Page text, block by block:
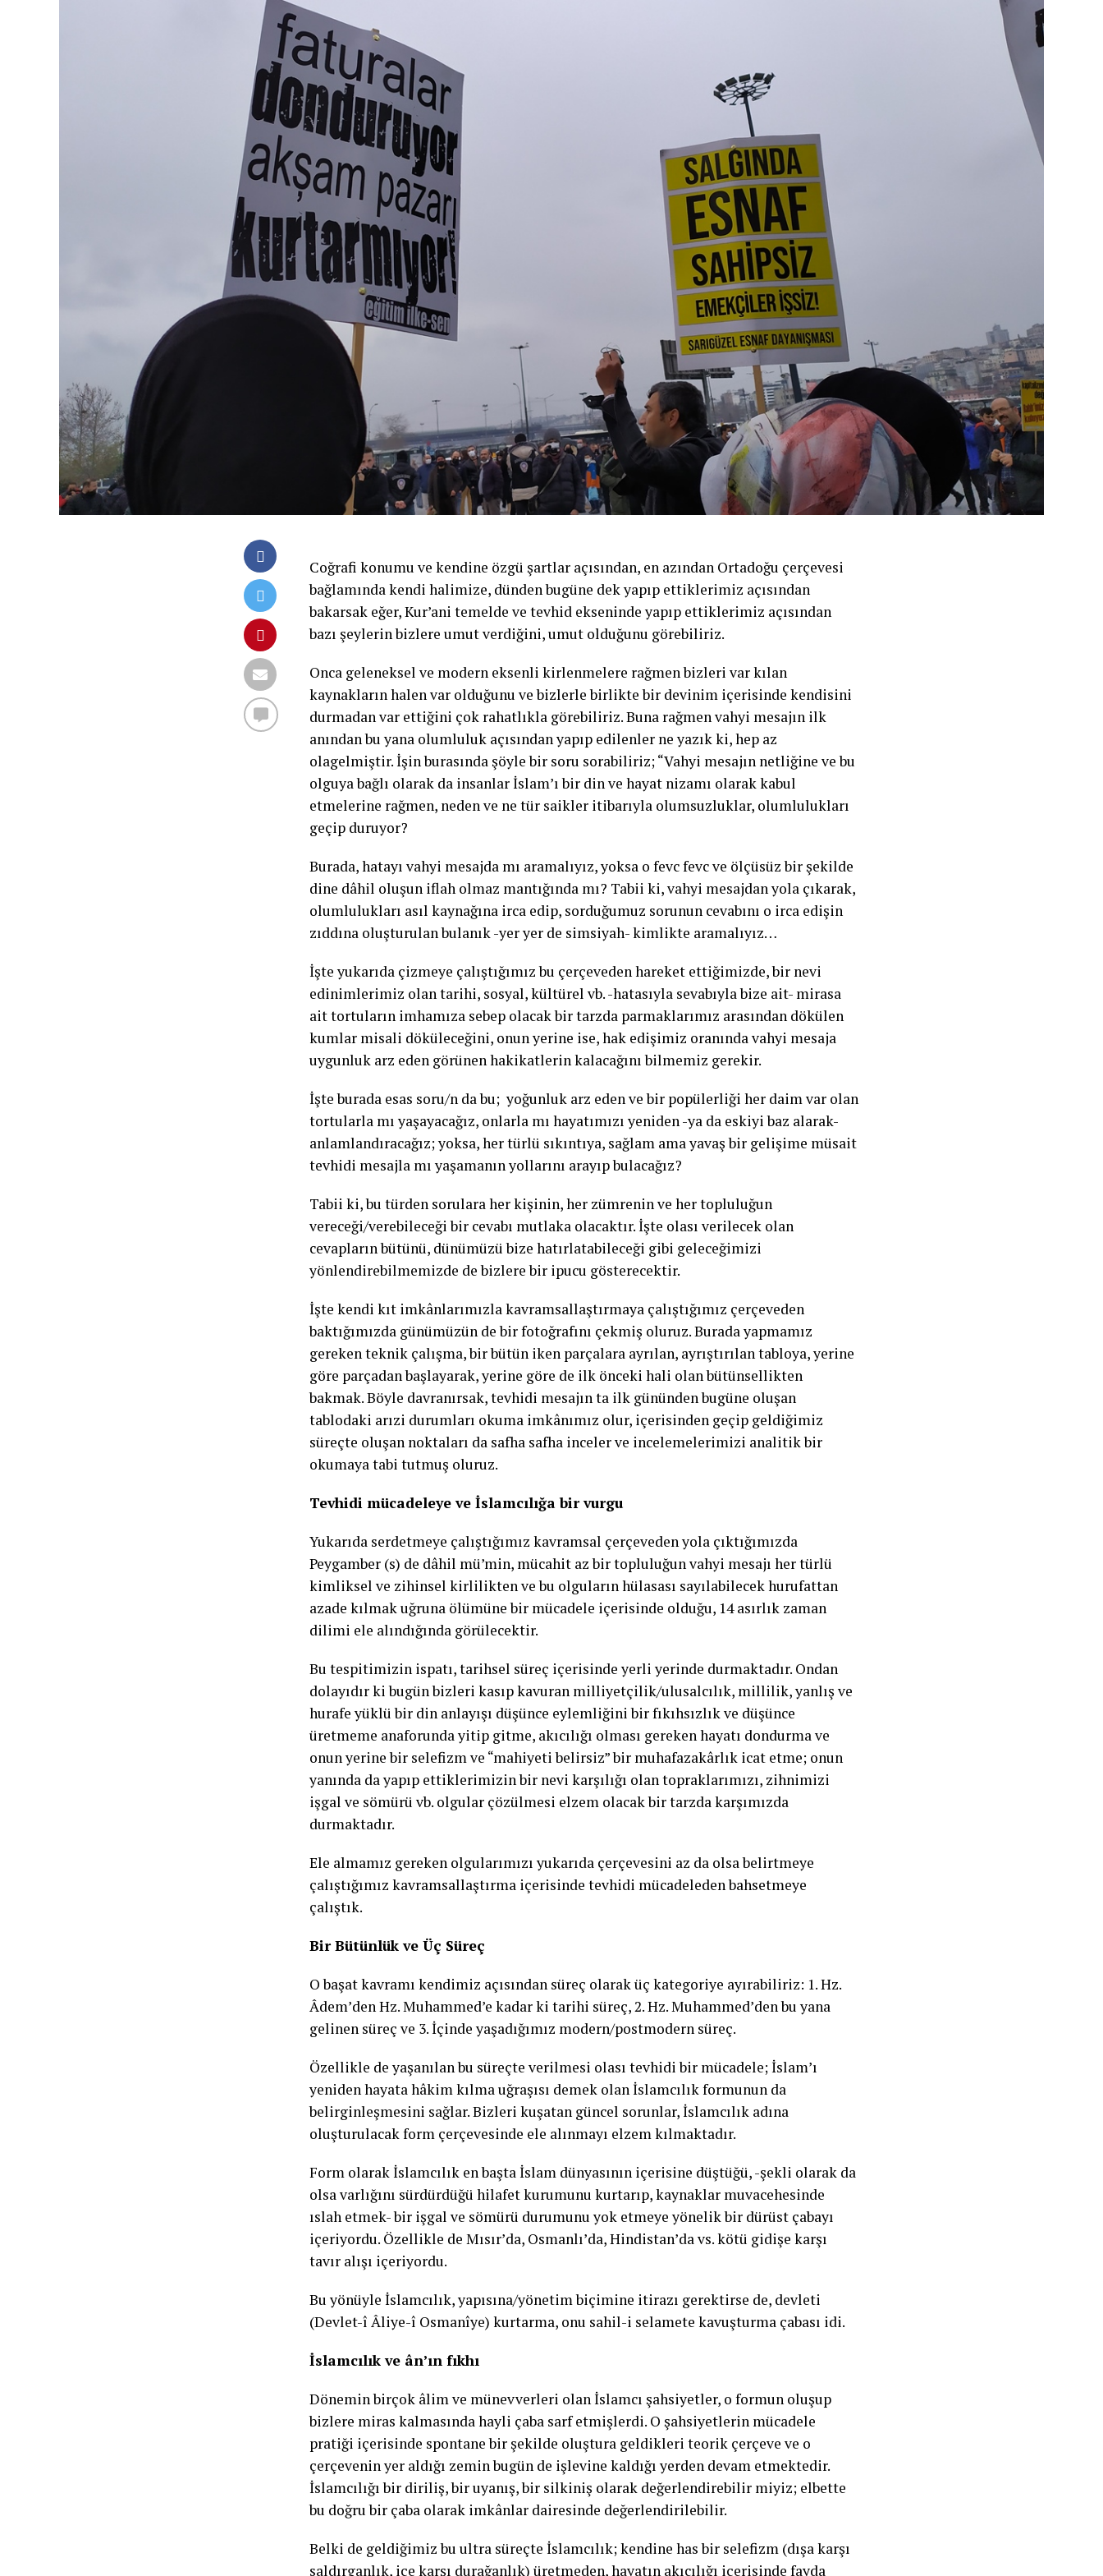
Coğrafi konumu ve kendine özgü şartlar açısından, en azından Ortadoğu çerçevesi
bağlamında kendi halimize, dünden bugüne dek yapıp ettiklerimiz açısından
bakarsak eğer, Kur’ani temelde ve tevhid ekseninde yapıp ettiklerimiz açısından
bazı şeylerin bizlere umut verdiğini, umut olduğunu görebiliriz.
Onca geleneksel ve modern eksenli kirlenmelere rağmen bizleri var kılan
kaynakların halen var olduğunu ve bizlerle birlikte bir devinim içerisinde kendisini
durmadan var ettiğini çok rahatlıkla görebiliriz. Buna rağmen vahyi mesajın ilk
anından bu yana olumluluk açısından yapıp edilenler ne yazık ki, hep az
olagelmiştir. İşin burasında şöyle bir soru sorabiliriz; “Vahyi mesajın netliğine ve bu
olguya bağlı olarak da insanlar İslam’ı bir din ve hayat nizamı olarak kabul
etmelerine rağmen, neden ve ne tür saikler itibarıyla olumsuzluklar, olumlulukları
geçip duruyor?
Burada, hatayı vahyi mesajda mı aramalıyız, yoksa o fevc fevc ve ölçüsüz bir şekilde
dine dâhil oluşun iflah olmaz mantığında mı? Tabii ki, vahyi mesajdan yola çıkarak,
olumlulukları asıl kaynağına irca edip, sorduğumuz sorunun cevabını o irca edişin
zıddına oluşturulan bulanık -yer yer de simsiyah- kimlikte aramalıyız…
İşte yukarıda çizmeye çalıştığımız bu çerçeveden hareket ettiğimizde, bir nevi
edinimlerimiz olan tarihi, sosyal, kültürel vb. -hatasıyla sevabıyla bize ait- mirasa
ait tortuların imhamıza sebep olacak bir tarzda parmaklarımız arasından dökülen
kumlar misali döküleceğini, onun yerine ise, hak edişimiz oranında vahyi mesaja
uygunluk arz eden görünen hakikatlerin kalacağını bilmemiz gerekir.
İşte burada esas soru/n da bu; yoğunluk arz eden ve bir popülerliği her daim var olan
tortularla mı yaşayacağız, onlarla mı hayatımızı yeniden -ya da eskiyi baz alarak-
anlamlandıracağız; yoksa, her türlü sıkıntıya, sağlam ama yavaş bir gelişime müsait
tevhidi mesajla mı yaşamanın yollarını arayıp bulacağız?
Tabii ki, bu türden sorulara her kişinin, her zümrenin ve her topluluğun
vereceği/verebileceği bir cevabı mutlaka olacaktır. İşte olası verilecek olan
cevapların bütünü, dünümüzü bize hatırlatabileceği gibi geleceğimizi
yönlendirebilmemizde de bizlere bir ipucu gösterecektir.
İşte kendi kıt imkânlarımızla kavramsallaştırmaya çalıştığımız çerçeveden
baktığımızda günümüzün de bir fotoğrafını çekmiş oluruz. Burada yapmamız
gereken teknik çalışma, bir bütün iken parçalara ayrılan, ayrıştırılan tabloya, yerine
göre parçadan başlayarak, yerine göre de ilk önceki hali olan bütünsellikten
bakmak. Böyle davranırsak, tevhidi mesajın ta ilk gününden bugüne oluşan
tablodaki arızi durumları okuma imkânımız olur, içerisinden geçip geldiğimiz
süreçte oluşan noktaları da safha safha inceler ve incelemelerimizi analitik bir
okumaya tabi tutmuş oluruz.
Tevhidi mücadeleye ve İslamcılığa bir vurgu
Yukarıda serdetmeye çalıştığımız kavramsal çerçeveden yola çıktığımızda
Peygamber (s) de dâhil mü’min, mücahit az bir topluluğun vahyi mesajı her türlü
kimliksel ve zihinsel kirlilikten ve bu olguların hülasası sayılabilecek hurufattan
azade kılmak uğruna ölümüne bir mücadele içerisinde olduğu, 14 asırlık zaman
dilimi ele alındığında görülecektir.
Bu tespitimizin ispatı, tarihsel süreç içerisinde yerli yerinde durmaktadır. Ondan
dolayıdır ki bugün bizleri kasıp kavuran milliyetçilik/ulusalcılık, millilik, yanlış ve
hurafe yüklü bir din anlayışı düşünce eylemliğini bir fıkıhsızlık ve düşünce
üretmeme anaforunda yitip gitme, akıcılığı olması gereken hayatı dondurma ve
onun yerine bir selefizm ve “mahiyeti belirsiz” bir muhafazakârlık icat etme; onun
yanında da yapıp ettiklerimizin bir nevi karşılığı olan topraklarımızı, zihnimizi
işgal ve sömürü vb. olgular çözülmesi elzem olacak bir tarzda karşımızda
durmaktadır.
Ele almamız gereken olgularımızı yukarıda çerçevesini az da olsa belirtmeye
çalıştığımız kavramsallaştırma içerisinde tevhidi mücadeleden bahsetmeye
çalıştık.
Bir Bütünlük ve Üç Süreç
O başat kavramı kendimiz açısından süreç olarak üç kategoriye ayırabiliriz: 1. Hz.
Âdem’den Hz. Muhammed’e kadar ki tarihi süreç, 2. Hz. Muhammed’den bu yana
gelinen süreç ve 3. İçinde yaşadığımız modern/postmodern süreç.
Özellikle de yaşanılan bu süreçte verilmesi olası tevhidi bir mücadele; İslam’ı
yeniden hayata hâkim kılma uğraşısı demek olan İslamcılık formunun da
belirginleşmesini sağlar. Bizleri kuşatan güncel sorunlar, İslamcılık adına
oluşturulacak form çerçevesinde ele alınmayı elzem kılmaktadır.
Form olarak İslamcılık en başta İslam dünyasının içerisine düştüğü, -şekli olarak da
olsa varlığını sürdürdüğü hilafet kurumunu kurtarıp, kaynaklar muvacehesinde
ıslah etmek- bir işgal ve sömürü durumunu yok etmeye yönelik bir dürüst çabayı
içeriyordu. Özellikle de Mısır’da, Osmanlı’da, Hindistan’da vs. kötü gidişe karşı
tavır alışı içeriyordu.
Bu yönüyle İslamcılık, yapısına/yönetim biçimine itirazı gerektirse de, devleti
(Devlet-î Âliye-î Osmanîye) kurtarma, onu sahil-i selamete kavuşturma çabası idi.
İslamcılık ve ân’ın fıkhı
Dönemin birçok âlim ve münevverleri olan İslamcı şahsiyetler, o formun oluşup
bizlere miras kalmasında hayli çaba sarf etmişlerdi. O şahsiyetlerin mücadele
pratiği içerisinde spontane bir şekilde oluştura geldikleri teorik çerçeve ve o
çerçevenin yer aldığı zemin bugün de işlevine kaldığı yerden devam etmektedir.
İslamcılığı bir diriliş, bir uyanış, bir silkiniş olarak değerlendirebilir miyiz; elbette
bu doğru bir çaba olarak imkânlar dairesinde değerlendirilebilir.
Belki de geldiğimiz bu ultra süreçte İslamcılık; kendine has bir selefizm (dışa karşı
saldırganlık, içe karşı durağanlık) üretmeden, hayatın akıcılığı içerisinde fayda